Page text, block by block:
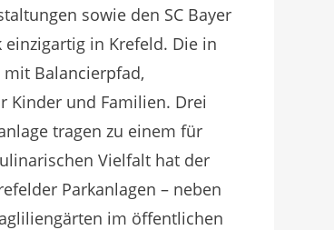
sowie den SC Bayer
in Krefeld. Die in
Balancierpfad,
Kinder und Familien. Drei
tragen zu einem für
Vielfalt hat der
Parkanlagen – neben
im öffentlichen